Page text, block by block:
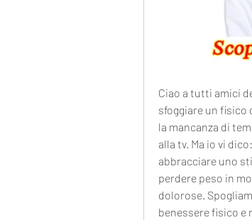
Ciao a tutti amici
sfoggiare un fisico
la mancanza di
alla tv. Ma io vi
abbracciare uno
perdere peso in
dolorose.
benessere fisico e